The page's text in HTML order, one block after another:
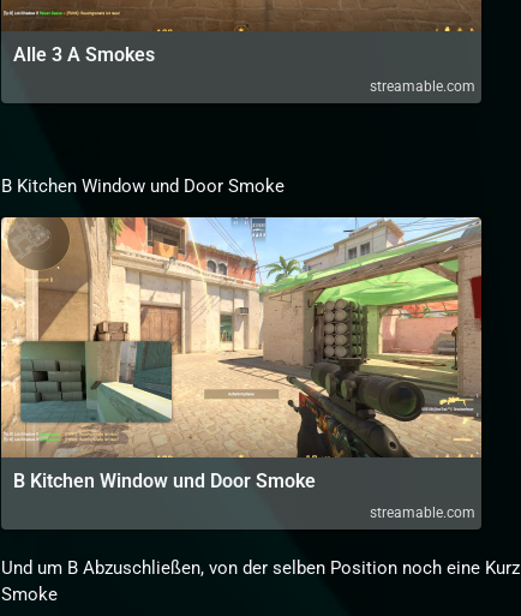
Alle 3 A Smokes
streamable.com
B Kitchen Window und Door Smoke
B Kitchen Window und Door Smoke
streamable.com
Und um B Abzuschließen, von der selben Position noch eine Kurz
Smoke